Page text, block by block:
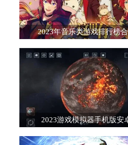
2023年音乐类游戏排行榜
2023游戏模拟器手机版安